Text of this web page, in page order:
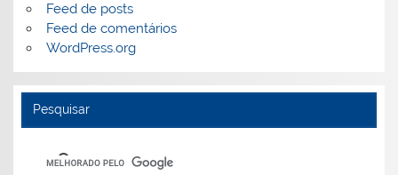
Feed de posts
Feed de comentários
WordPress.org
Pesquisar